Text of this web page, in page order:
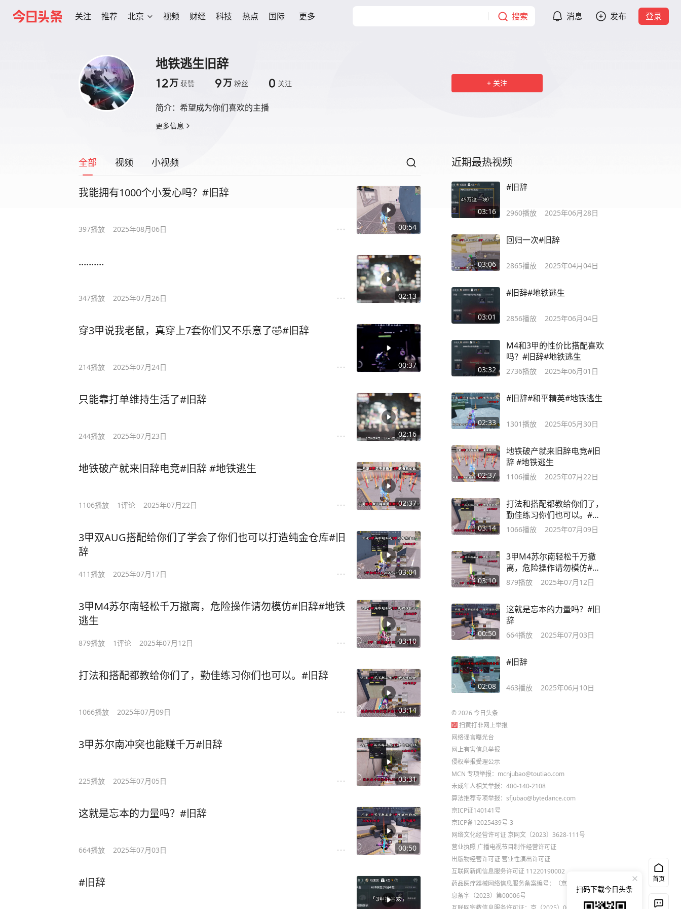
关注 推荐 北京 视频 财经 科技 热点 国际 更多 搜索 消息 发布 登录
地铁逃生旧辞
12万 获赞 9万 粉丝 0 关注
简介： 希望成为你们喜欢的主播
更多信息
关注
全部 视频 小视频
00:54
我能拥有1000个小爱心吗？#旧辞
397播放 2025年08月06日
02:13
..........
347播放 2025年07月26日
00:37
穿3甲说我老鼠，真穿上7套你们又不乐意了🤣#旧辞
214播放 2025年07月24日
02:16
只能靠打单维持生活了#旧辞
244播放 2025年07月23日
02:37
地铁破产就来旧辞电竞#旧辞 #地铁逃生
1106播放 1评论 2025年07月22日
03:04
3甲双AUG搭配给你们了学会了你们也可以打造纯金仓库#旧
辞
411播放 2025年07月17日
03:10
3甲M4苏尔南轻松千万撤离，危险操作请勿模仿#旧辞#地铁
逃生
879播放 1评论 2025年07月12日
03:14
打法和搭配都教给你们了，勤佳练习你们也可以。#旧辞
1066播放 2025年07月09日
03:31
3甲苏尔南冲突也能赚千万#旧辞
225播放 2025年07月05日
00:50
这就是忘本的力量吗？#旧辞
664播放 2025年07月03日
#旧辞
近期最热视频
03:16
#旧辞
2960播放 2025年06月28日
03:06
回归一次#旧辞
2865播放 2025年04月04日
03:01
#旧辞#地铁逃生
2856播放 2025年06月04日
03:32
M4和3甲的性价比搭配喜欢
吗？#旧辞#地铁逃生
2736播放 2025年06月01日
02:33
#旧辞#和平精英#地铁逃生
1301播放 2025年05月30日
02:37
地铁破产就来旧辞电竞#旧
辞 #地铁逃生
1106播放 2025年07月22日
03:14
打法和搭配都教给你们了，
勤佳练习你们也可以。#旧
辞
1066播放 2025年07月09日
03:10
3甲M4苏尔南轻松千万撤
离，危险操作请勿模仿#旧
辞#地铁逃生
879播放 2025年07月12日
00:50
这就是忘本的力量吗？#旧
辞
664播放 2025年07月03日
02:08
#旧辞
463播放 2025年06月10日
©2026今日头条
扫黄打非网上举报
网络谣言曝光台
网上有害信息举报
侵权举报受理公示
MCN 专项举报：mcnjubao@toutiao.com
未成年人相关举报：400-140-2108
算法推荐专项举报：sfjubao@bytedance.com
京ICP证140141号
京ICP备12025439号-3
网络文化经营许可证 京网文〔2023〕3628-111号
营业执照 广播电视节目制作经营许可证
出版物经营许可证 营业性演出许可证
互联网新闻信息服务许可证 11220190002
药品医疗器械网络信息服务备案编号：（京）网药械信
息备字（2023）第00006号
首页
扫码下载今日头条